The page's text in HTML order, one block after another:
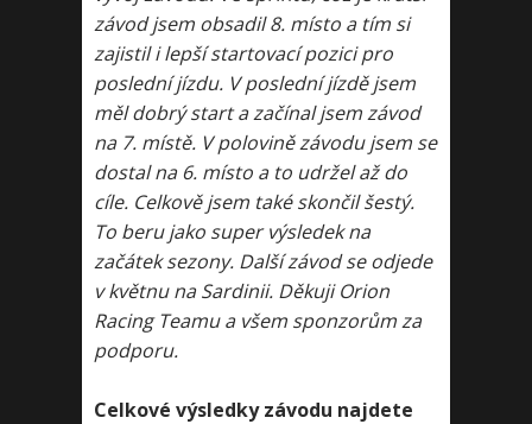
závod jsem obsadil 8. místo a tím si
zajistil i lepší startovací pozici pro
poslední jízdu. V poslední jízdě jsem
měl dobrý start a začínal jsem závod
na 7. místě. V polovině závodu jsem se
dostal na 6. místo a to udržel až do
cíle. Celkově jsem také skončil šestý.
To beru jako super výsledek na
začátek sezony. Další závod se odjede
v květnu na Sardinii. Děkuji Orion
Racing Teamu a všem sponzorům za
podporu.
Celkové výsledky závodu najdete